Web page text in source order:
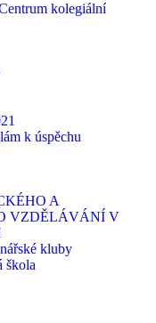
kolegiální
k úspěchu
A
VZDĚLÁVÁNÍ V
kluby
škola